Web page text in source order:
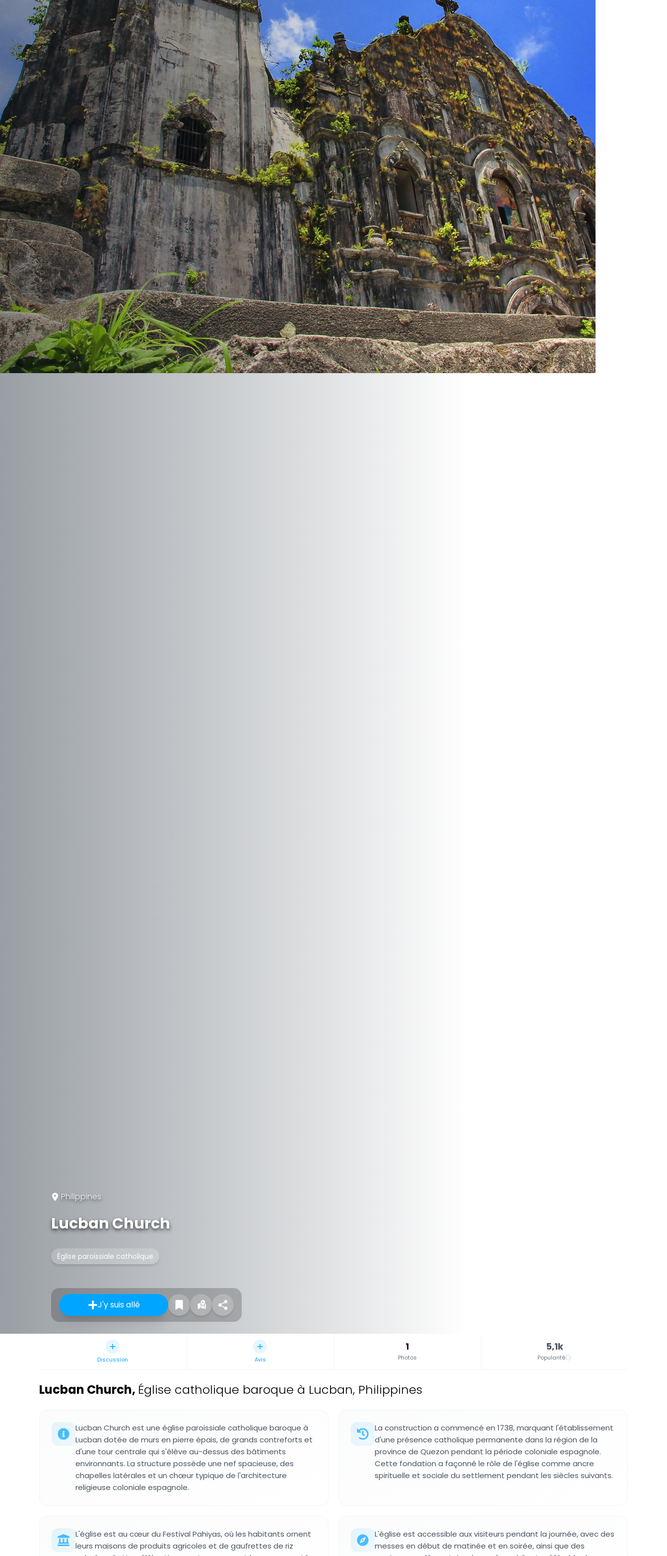
Philippines
Lucban Church
Église paroissiale catholique
J'y suis allé
Discussion Avis
1
Photos
5,1k
Popularité
Lucban Church, Église catholique baroque à Lucban, Philippines
Lucban Church est une église paroissiale catholique baroque à
Lucban dotée de murs en pierre épais, de grands contreforts et
d'une tour centrale qui s'élève au-dessus des bâtiments
environnants. La structure possède une nef spacieuse, des
chapelles latérales et un chœur typique de l'architecture
religieuse coloniale espagnole.
La construction a commencé en 1738, marquant l'établissement
d'une présence catholique permanente dans la région de la
province de Quezon pendant la période coloniale espagnole.
Cette fondation a façonné le rôle de l'église comme ancre
spirituelle et sociale du settlement pendant les siècles suivants.
L'église est au cœur du Festival Pahiyas, où les habitants ornent
leurs maisons de produits agricoles et de gaufrettes de riz
L'église est accessible aux visiteurs pendant la journée, avec des
messes en début de matinée et en soirée, ainsi que des